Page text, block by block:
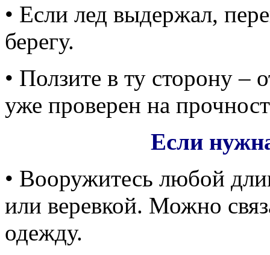
• Если лед выдержал,
берегу.
• Ползите в ту сторону –
уже проверен на
Если
• Вооружитесь любой
или веревкой. Можно
одежду.